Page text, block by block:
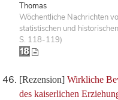
Thomas
Wöchentliche Nachrichten
statistischen und
S. 118-119)
[Rezension] Wirkliche
des kaiserlichen